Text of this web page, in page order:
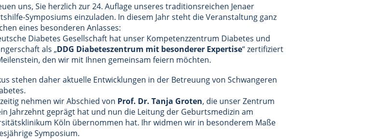
uns, Sie herzlich zur 24. Auflage unseres traditionsreichen Jenaer
Symposiums einzuladen. In diesem Jahr steht die Veranstaltung ganz
eines besonderen Anlasses:
Diabetes Gesellschaft hat unser Kompetenzzentrum Diabetes und
als „DDG Diabeteszentrum mit besonderer Expertise“ zertifiziert
den wir mit Ihnen gemeinsam feiern möchten.
stehen daher aktuelle Entwicklungen in der Betreuung von Schwangeren
nehmen wir Abschied von Prof. Dr. Tanja Groten, die unser Zentrum
Jahrzehnt geprägt hat und nun die Leitung der Geburtsmedizin am
Köln übernommen hat. Ihr widmen wir in besonderem Maße
Symposium.